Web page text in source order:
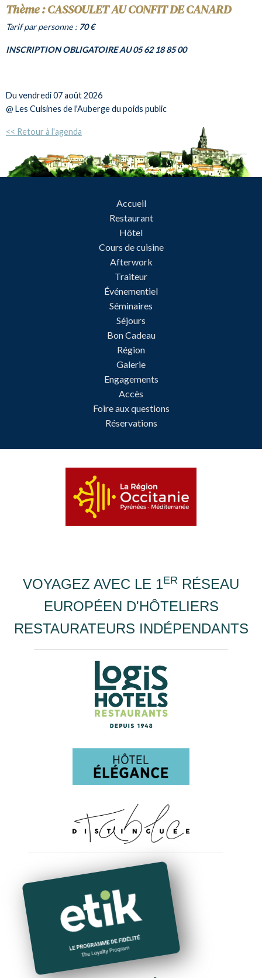
Thème : CASSOULET AU CONFIT DE CANARD
Tarif par personne :70 €
INSCRIPTION OBLIGATOIRE AU 05 62 18 85 00
Du vendredi 07 août 2026
@ Les Cuisines de l'Auberge du poids public
<< Retour à l'agenda
Accueil
Restaurant
Hôtel
Cours de cuisine
Afterwork
Traiteur
Événementiel
Séminaires
Séjours
Bon Cadeau
Région
Galerie
Engagements
Accès
Foire aux questions
Réservations
VOYAGEZ AVEC LE 1ER RÉSEAU
EUROPÉEN D'HÔTELIERS
RESTAURATEURS INDÉPENDANTS